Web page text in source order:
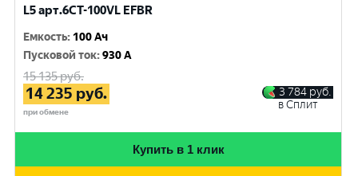
L5 арт.6СТ-100VL EFBR
Емкость: 100 Ач
Пусковой ток:930 A
15 135руб.
14 235 руб.
при обмене
3 784 руб.
в Сплит
Купить в 1 клик